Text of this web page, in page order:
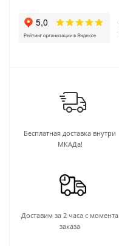
Бесплатная доставка внутри
МКАДа!
Доставим за 2 часа с момента
заказа